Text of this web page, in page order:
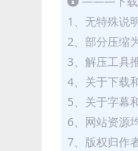
1、无特殊说
2、部分压缩
3、解压工具
4、关于下载
5、关于字幕
6、网站资源
7、版权归作